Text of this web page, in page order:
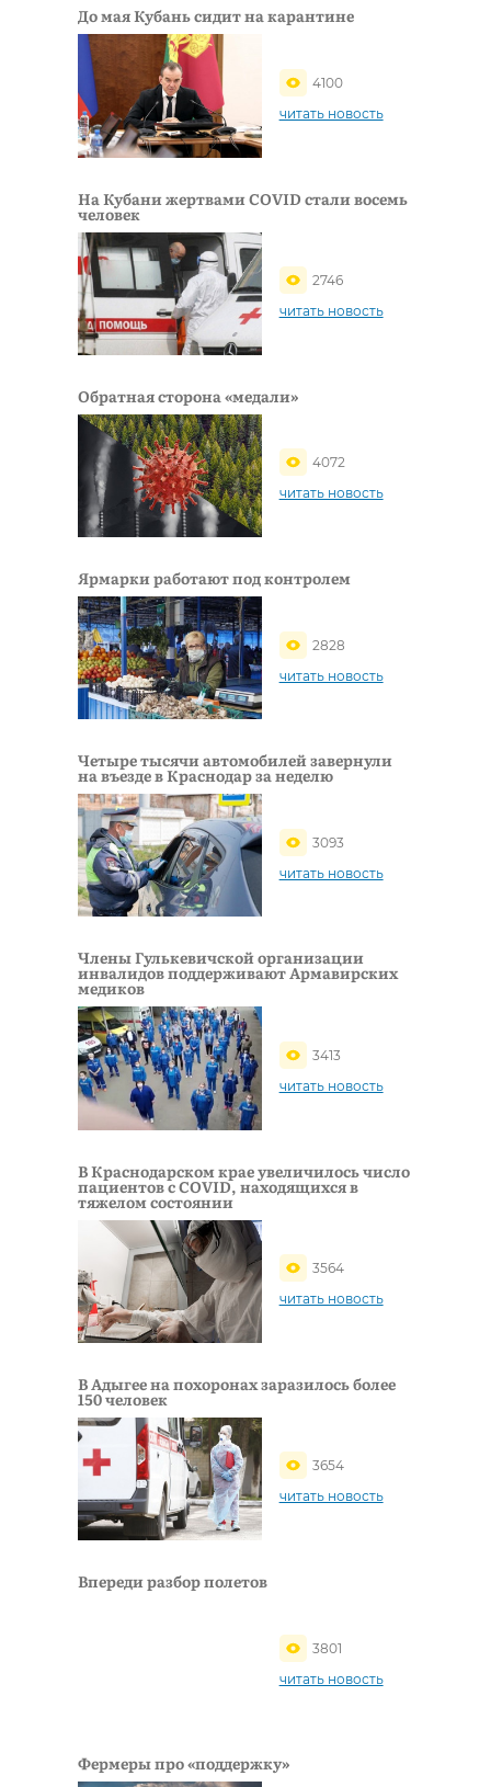
До мая Кубань сидит на карантине
4100
читать новость
На Кубани жертвами COVID стали восемь
человек
2746
читать новость
Обратная сторона «медали»
4072
читать новость
Ярмарки работают под контролем
2828
читать новость
Четыре тысячи автомобилей завернули
на въезде в Краснодар за неделю
3093
читать новость
Члены Гулькевичской организации
инвалидов поддерживают Армавирских
медиков
3413
читать новость
В Краснодарском крае увеличилось число
пациентов с COVID, находящихся в
тяжелом состоянии
3564
читать новость
В Адыгее на похоронах заразилось более
150 человек
3654
читать новость
Впереди разбор полетов
3801
читать новость
Фермеры про «поддержку»